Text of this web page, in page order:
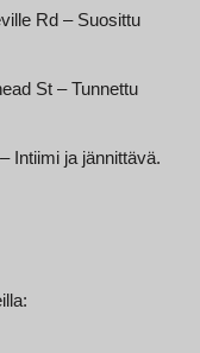
Rd – Suosittu
St – Tunnettu
Intiimi ja jännittävä.